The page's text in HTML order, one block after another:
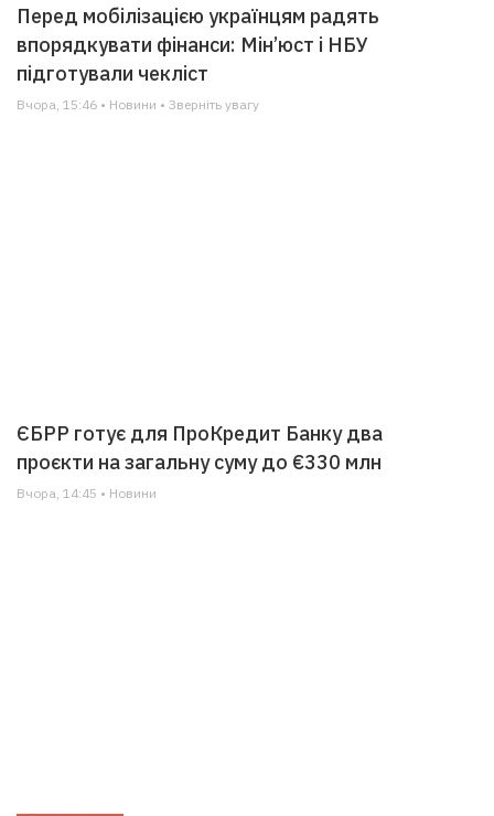
Перед мобілізацією українцям радять
впорядкувати фінанси: Мін’юст і НБУ
підготували чекліст
Вчора, 15:46 • Новини • Зверніть увагу
ЄБРР готує для ПроКредит Банку два
проєкти на загальну суму до €330 млн
Вчора, 14:45 • Новини